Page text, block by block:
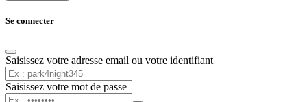
Se connecter
Saisissez votre adresse email ou votre identifiant
Saisissez votre mot de passe